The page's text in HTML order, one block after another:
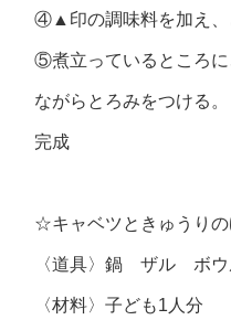
④▲印の調味料を加え、
⑤煮立っているところ
ながらとろみをつける。
完成
☆キャベツときゅうり
〈道具〉鍋 ザル ボウ
〈材料〉子ども1人分